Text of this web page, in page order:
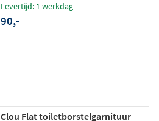
Levertijd: 1 werkdag
90,-
Clou Flat toiletborstelgarnituur